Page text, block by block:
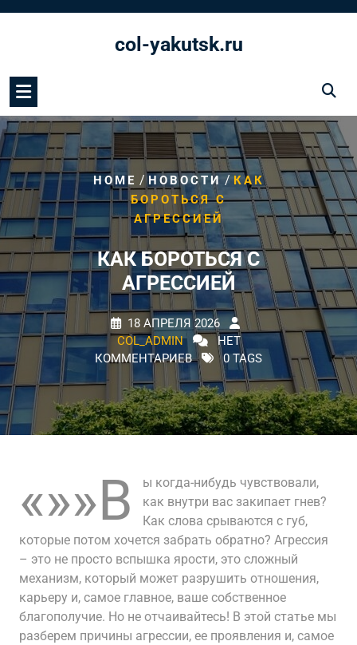
col-yakutsk.ru
HOME /НОВОСТИ / КАК
БОРОТЬСЯ С
АГРЕССИЕЙ
КАК БОРОТЬСЯ С
АГРЕССИЕЙ
18 АПРЕЛЯ 2026
COL_ADMIN
НЕТ
КОММЕНТАРИЕВ
0 TAGS
«»»В
ы когда-нибудь чувствовали,
как внутри вас закипает гнев?
Как слова срываются с губ,
которые потом хочется забрать обратно? Агрессия
– это не просто вспышка ярости, это сложный
механизм, который может разрушить отношения,
карьеру и, самое главное, ваше собственное
благополучие. Но не отчаивайтесь! В этой статье мы
разберем причины агрессии, ее проявления и, самое